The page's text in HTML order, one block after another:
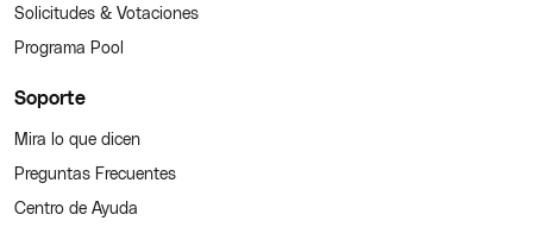
Solicitudes & Votaciones
Programa Pool
Soporte
Mira lo que dicen
Preguntas Frecuentes
Centro de Ayuda